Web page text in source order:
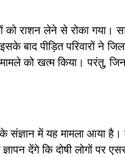
को राशन लेने से रोका गया।
बाद पीड़ित परिवारों ने
को खत्म किया। परंतु,
संज्ञान में यह मामला आया है।
देंगे कि दोषी लोगों पर